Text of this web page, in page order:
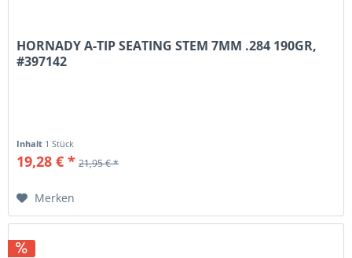
HORNADY A-TIP SEATING STEM 7MM .284 190GR,
#397142
Inhalt 1 Stück
19,28 € * 21,95 € *
Merken